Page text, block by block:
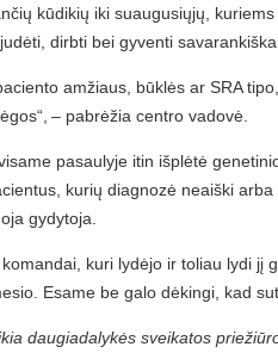
kūdikių iki suaugusiųjų,
dirbti bei gyventi
amžiaus, būklės ar SRA
– pabrėžia centro vadovė.
pasaulyje itin išplėtė
kurių diagnozė neaiški
gydytoja.
kuri lydėjo ir toliau lydi
Esame be galo dėkingi, kad
daugiadalykės sveikatos